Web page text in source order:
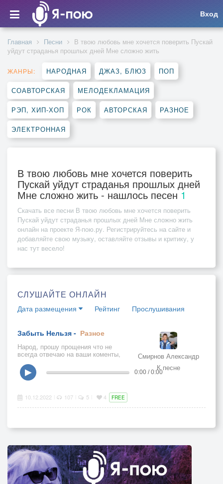
Вход
Главная Песни
В твою любовь мне хочется поверить Пускай
уйдут страданья прошлых дней Мне сложно жить
ЖАНРЫ: НАРОДНАЯ ДЖАЗ, БЛЮЗ ПОП
СОАВТОРСКАЯ МЕЛОДЕКЛАМАЦИЯ
РЭП, ХИП-ХОП РОК АВТОРСКАЯ РАЗНОЕ
ЭЛЕКТРОННАЯ
В твою любовь мне хочется поверить
Пускай уйдут страданья прошлых дней
Мне сложно жить - нашлось песен 1
Скачать все песни В твою любовь мне хочется поверить
Пускай уйдут страданья прошлых дней Мне сложно жить
онлайн на проекте Я-пою.ру. Регистрируйтесь на сайте и
добавляйте свою музыку, оставляйте отзывы и критику, у
нас тут весело!
СЛУШАЙТЕ ОНЛАЙН
Дата размещения Рейтинг Прослушивания
Забыть Нельзя - Разное
Народ, прошу прощения что не
всегда отвечаю на ваши коменты,
реденько бываю здесь.Спасибо всем
огрменное кто забежал и послушал
Смирнов Александр
К песне
▶ 0:00 / 0:00
10.12.2022 107 5 4 FREE